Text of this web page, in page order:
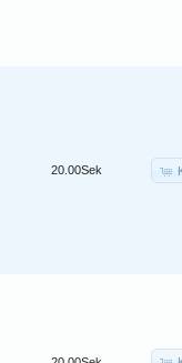
20.00Sek